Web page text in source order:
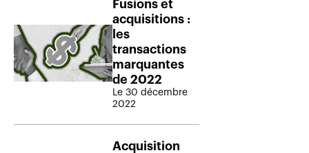
Fusions et
acquisitions :
les
transactions
marquantes
de 2022
Le 30 décembre
2022
Acquisition